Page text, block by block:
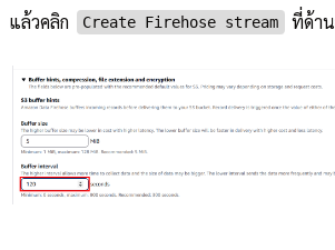
แล้วคลิก
Create Firehose stream ที่ด้า